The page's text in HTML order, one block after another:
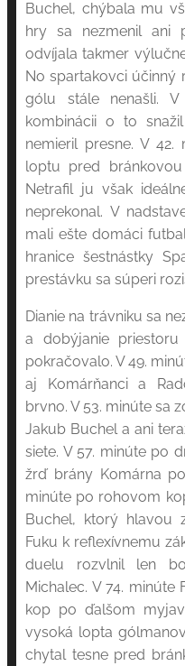
Buchel, chýbala mu
hry sa nezmenil ani
odvíjala takmer
No spartakovci účinný
gólu stále nenašli.
kombinácii o to
nemieril presne. V
loptu pred
Netrafil ju však
neprekonal. V
mali ešte domáci
hranice šestnástky
prestávku sa súperi
Dianie na trávniku sa
a dobýjanie
pokračovalo. V 49.
aj Komárňanci a
brvno. V 53. minúte sa
Jakub Buchel a ani
siete. V 57. minúte po
žrď brány Komárna
minúte po rohovom
Buchel, ktorý hlavou
Fuku k reflexívnemu
duelu rozvlnil len
Michalec. V 74.
kop po ďalšom
vysoká lopta
chytal tesne pred